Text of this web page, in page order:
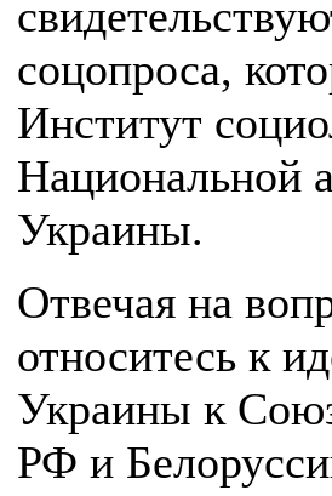
соцопроса,
Институт
Национальной
Украины.
Отвечая на
относитесь к
Украины к
РФ и